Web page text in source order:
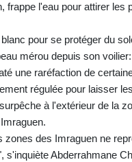
frappe l'eau pour attirer les
pour se protéger du
mérou depuis son
une raréfaction de
régulée pour laisser
à l'extérieur de la
des Imraguen ne
s'inquiète Abderrahmane